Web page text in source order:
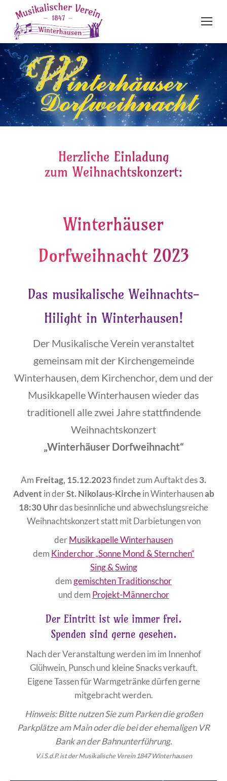
Herzliche Einladung
zum Weihnachtskonzert:
Winterhäuser
Dorfweihnacht 2023
Das musikalische Weihnachts-
Hilight in Winterhausen!
Der Musikalische Verein veranstaltet
gemeinsam mit der Kirchengemeinde
Winterhausen, dem Kirchenchor, dem und der
Musikkapelle Winterhausen wieder das
traditionell alle zwei Jahre stattfindende
Weihnachtskonzert
„Winterhäuser Dorfweihnacht“
Am Freitag, 15.12.2023findet zum Auftakt des3.
Advent in derSt. Nikolaus-Kirchein Winterhausenab
18:30 Uhrdas besinnliche und abwechslungsreiche
Weihnachtskonzert statt mit Darbietungen von
derMusikkapelle Winterhausen
dem Kinderchor „Sonne Mond & Sternchen“
Sing & Swing
demgemischten Traditionschor
und dem Projekt-Männerchor
Der Eintritt ist wie immer frei.
Spenden sind gerne gesehen.
Nach der Veranstaltung werden im im Innenhof
Glühwein, Punsch und kleine Snacks verkauft.
Eigene Tassen für Warmgetränke dürfen gerne
mitgebracht werden.
Hinweis: Bitte nutzen Sie zum Parken die großen
Parkplätze am Main oder die bei der ehemaligen VR
Bank an der Bahnunterführung.
V.i.S.d.P. ist der Musikalische Verein 1847 Winterhausen